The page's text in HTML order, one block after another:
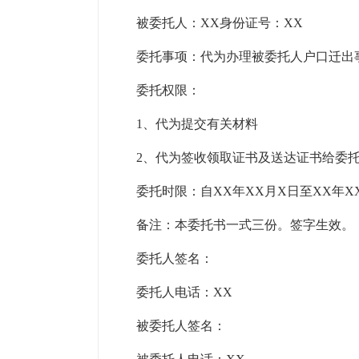
被委托人：XX身份证号：XX
委托事项：代为办理被委托人户口迁出
委托权限：
1、代为提交有关材料
2、代为签收领取证书及送达证书给委
委托时限：自XX年XX月X日至XX年
备注：本委托书一式三份。签字生效。
委托人签名：
委托人电话：XX
被委托人签名：